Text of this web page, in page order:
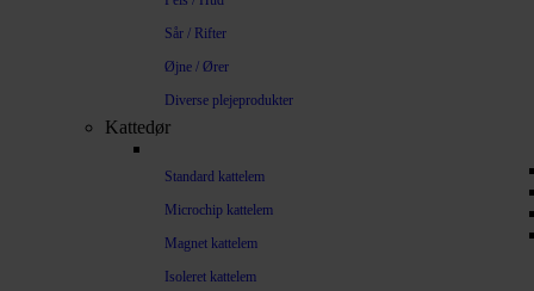
Sår / Rifter
Øjne / Ører
Diverse plejeprodukter
Kattedør
Standard kattelem
Microchip kattelem
Magnet kattelem
Isoleret kattelem